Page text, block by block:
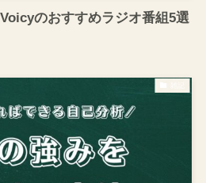
のおすすめラジオ番組5選